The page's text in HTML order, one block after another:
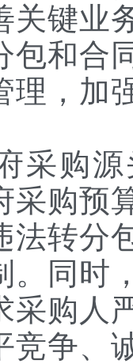
关键业
包和合
理，加
购源
采购预
法转分
。同时
采购人
竞争、